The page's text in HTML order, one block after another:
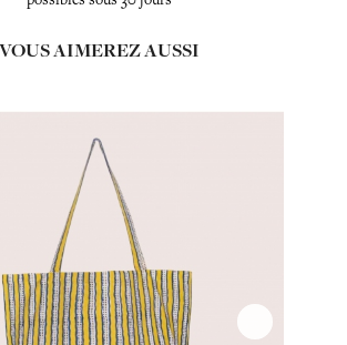
VOUS AIMEREZ AUSSI